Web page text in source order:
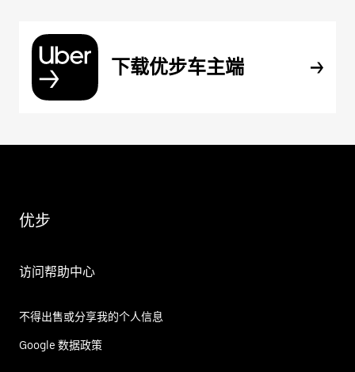
下载优步车主端
优步
访问帮助中心
不得出售或分享我的个人信息
Google 数据政策